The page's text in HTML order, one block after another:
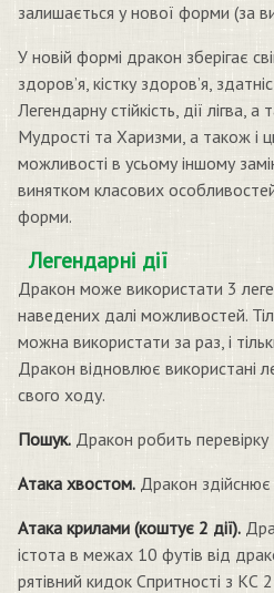
залишається у нової форми (за
У новій формі дракон зберігає
здоров’я, кістку здоров’я,
Легендарну стійкість, дії лігва,
Мудрості та Харизми, а також і
можливості в усьому іншому
винятком класових
форми.
Легендарні дії
Дракон може використати 3
наведених далі можливостей.
можна використати за раз, і
Дракон відновлює використані
свого ходу.
Пошук. Дракон робить перевірку
Атака хвостом. Дракон
Атака крилами (коштує 2 дії).
істота в межах 10 футів від
рятівний кидок Спритності з